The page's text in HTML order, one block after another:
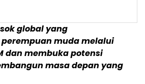
global yang
muda melalui
dan membuka potensi
masa depan yang